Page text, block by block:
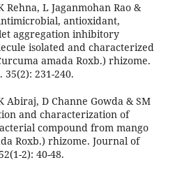
Rehna, L Jaganmohan Rao &
antioxidant,
aggregation inhibitory
isolated and characterized
amada Roxb.) rhizome.
35(2): 231-240.
Abiraj, D Channe Gowda & SM
and characterization of
compound from mango
Roxb.) rhizome. Journal of
2): 40-48.